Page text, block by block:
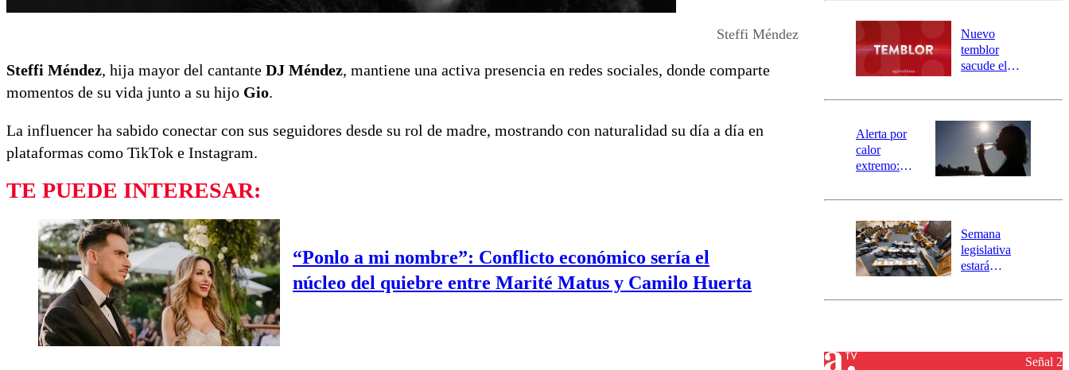
Steffi Méndez
Steffi Méndez, hija mayor del cantante DJ Méndez, mantiene una activa presencia en redes sociales, donde comparte
momentos de su vida junto a su hijo Gio.
La influencer ha sabido conectar con sus seguidores desde su rol de madre, mostrando con naturalidad su día a día en
plataformas como TikTok e Instagram.
TE PUEDE INTERESAR:
“Ponlo a mi nombre”: Conflicto económico sería el
núcleo del quiebre entre Marité Matus y Camilo Huerta
río Damas:
activa
mensajería
SAE
Nuevo
temblor
sacude el
revisa la
epicentro
Alerta por
calor
extremo:
activa Alerta
Preventiva en
tres comunas
Semana
legislativa
estará
el fin de la
reconstrucciónSeñal 2